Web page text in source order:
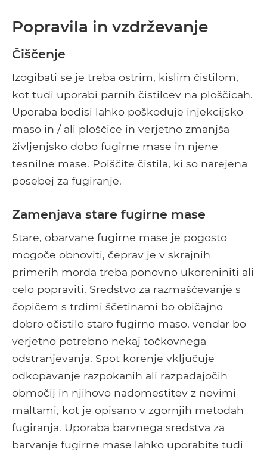
Popravila in vzdrževanje
Čiščenje
Izogibati se je treba ostrim, kislim čistilom,
kot tudi uporabi parnih čistilcev na ploščicah.
Uporaba bodisi lahko poškoduje injekcijsko
maso in / ali ploščice in verjetno zmanjša
življenjsko dobo fugirne mase in njene
tesnilne mase. Poiščite čistila, ki so narejena
posebej za fugiranje.
Zamenjava stare fugirne mase
Stare, obarvane fugirne mase je pogosto
mogoče obnoviti, čeprav je v skrajnih
primerih morda treba ponovno ukoreniniti ali
celo popraviti. Sredstvo za razmaščevanje s
čopičem s trdimi ščetinami bo običajno
dobro očistilo staro fugirno maso, vendar bo
verjetno potrebno nekaj točkovnega
odstranjevanja. Spot korenje vključuje
odkopavanje razpokanih ali razpadajočih
območij in njihovo nadomestitev z novimi
maltami, kot je opisano v zgornjih metodah
fugiranja. Uporaba barvnega sredstva za
barvanje fugirne mase lahko uporabite tudi